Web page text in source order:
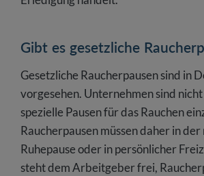
Gibt es gesetzliche
Gesetzliche Raucherpausen sind in
vorgesehen. Unternehmen sind
spezielle Pausen für das Rauchen
Raucherpausen müssen daher in
Ruhepause oder in persönlicher
steht dem Arbeitgeber frei,